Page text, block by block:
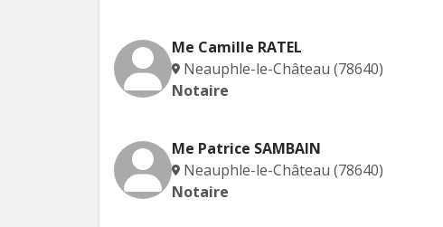
Me Camille RATEL
Neauphle-le-Château (78640)
Notaire
Me Patrice SAMBAIN
Neauphle-le-Château (78640)
Notaire